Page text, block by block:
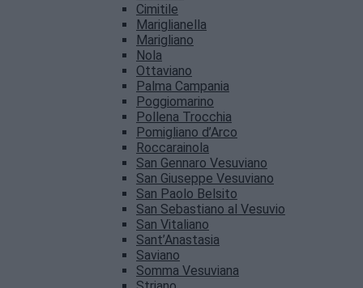
Cimitile
Mariglianella
Marigliano
Nola
Ottaviano
Palma Campania
Poggiomarino
Pollena Trocchia
Pomigliano d’Arco
Roccarainola
San Gennaro Vesuviano
San Giuseppe Vesuviano
San Paolo Belsito
San Sebastiano al Vesuvio
San Vitaliano
Sant’Anastasia
Saviano
Somma Vesuviana